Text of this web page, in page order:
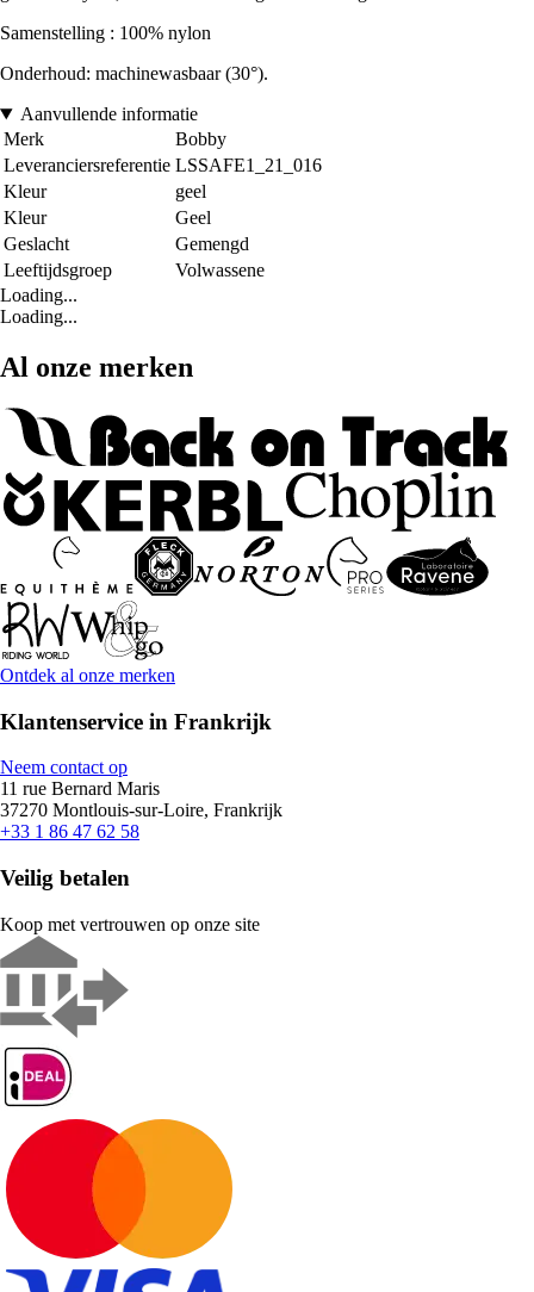
Samenstelling : 100% nylon
Onderhoud: machinewasbaar (30°).
Aanvullende informatie
Merk
Bobby
Leveranciersreferentie LSSAFE1_21_016
Kleur
geel
Kleur
Geel
Geslacht
Gemengd
Leeftijdsgroep
Volwassene
Loading...
Loading...
Al onze merken
Ontdek al onze merken
Klantenservice in Frankrijk
Neem contact op
11 rue Bernard Maris
37270 Montlouis-sur-Loire, Frankrijk
+33 1 86 47 62 58
Veilig betalen
Koop met vertrouwen op onze site